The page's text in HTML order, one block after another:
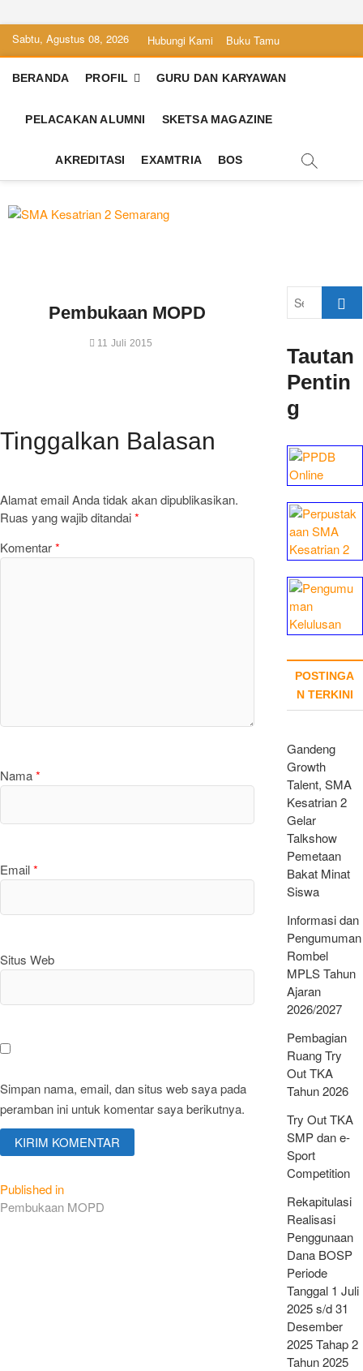
SkipSabtu, Agustus 08, 2026 Hubungi Kami Buku Tamu
BERANDA PROFIL GURU DAN KARYAWAN
PELACAKAN ALUMNI SKETSA MAGAZINE
AKREDITASI EXAMTRIA BOS
Pembukaan MOPD
11 Juli 2015
Tinggalkan Balasan
Alamat email Anda tidak akan dipublikasikan.
Ruas yang wajib ditandai*
Komentar*
Nama*
Email*
Situs Web
Simpan nama, email, dan situs web saya pada
peramban ini untuk komentar saya berikutnya.
Navigasi
pos
Published in
Pembukaan MOPD
Tautan
Pentin
g
POSTINGA
N TERKINI
Gandeng
Growth
Talent, SMA
Kesatrian 2
Gelar
Talkshow
Pemetaan
Bakat Minat
Siswa
Informasi dan
Pengumuman
Rombel
MPLS Tahun
Ajaran
2026/2027
Pembagian
Ruang Try
Out TKA
Tahun 2026
Try Out TKA
SMP dan e-
Sport
Competition
Rekapitulasi
Realisasi
Penggunaan
Dana BOSP
Periode
Tanggal 1 Juli
2025 s/d 31
Desember
2025 Tahap 2
Tahun 2025